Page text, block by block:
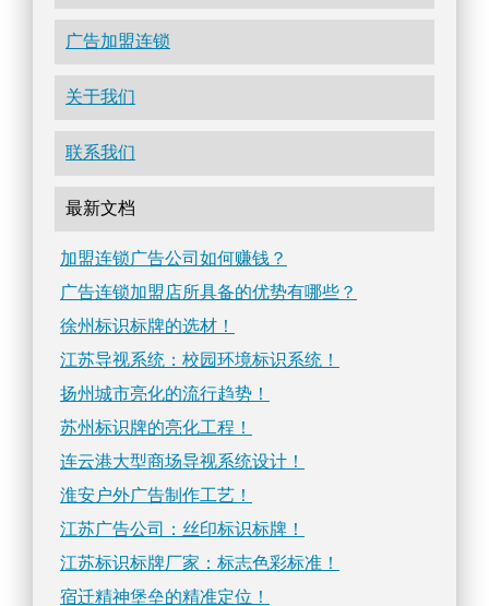
广告加盟连锁
关于我们
联系我们
最新文档
加盟连锁广告公司如何赚钱？
广告连锁加盟店所具备的优势有哪些？
徐州标识标牌的选材！
江苏导视系统：校园环境标识系统！
扬州城市亮化的流行趋势！
苏州标识牌的亮化工程！
连云港大型商场导视系统设计！
淮安户外广告制作工艺！
江苏广告公司：丝印标识标牌！
江苏标识标牌厂家：标志色彩标准！
宿迁精神堡垒的精准定位！